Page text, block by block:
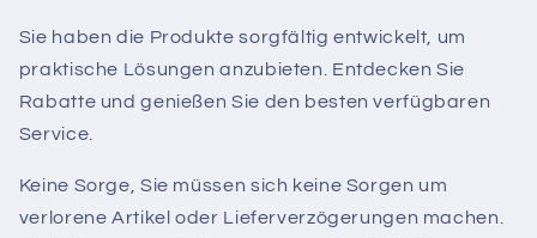
Sie haben die Produkte sorgfältig entwickelt, um
praktische Lösungen anzubieten. Entdecken Sie
Rabatte und genießen Sie den besten verfügbaren
Service.
Keine Sorge, Sie müssen sich keine Sorgen um
verlorene Artikel oder Lieferverzögerungen machen.